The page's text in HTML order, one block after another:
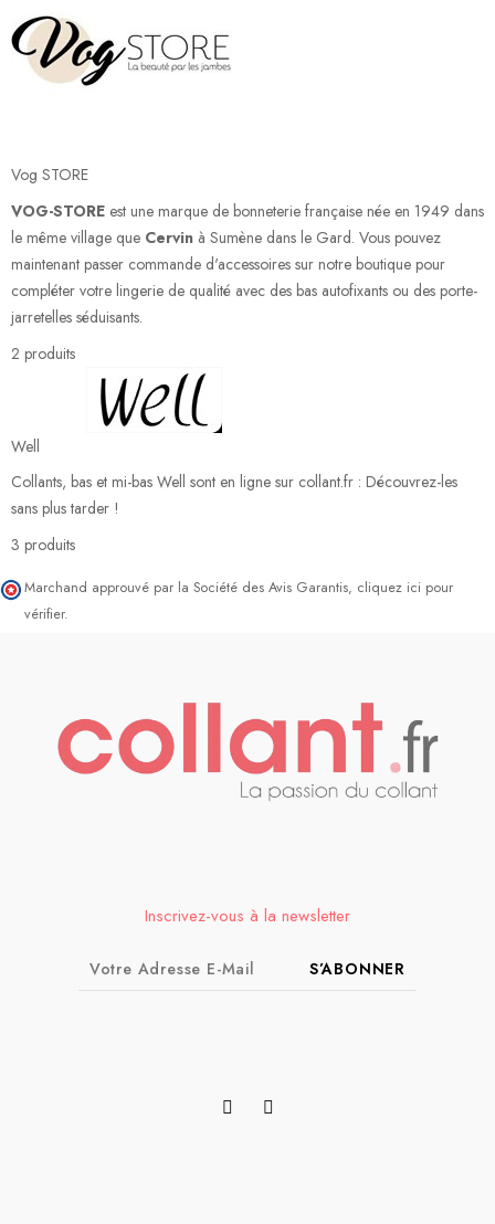
Vog STORE
VOG-STORE est une marque de bonneterie française née en 1949 dans
le même village que Cervin à Sumène dans le Gard. Vous pouvez
maintenant passer commande d'accessoires sur notre boutique pour
compléter votre lingerie de qualité avec des bas autofixants ou des porte-
jarretelles séduisants.
2 produits
Well
Collants, bas et mi-bas Well sont en ligne sur collant.fr : Découvrez-les
sans plus tarder !
3 produits
Marchand approuvé par la Société des Avis Garantis, cliquez ici pour
vérifier.
Inscrivez-vous à la newsletter
S’ABONNER